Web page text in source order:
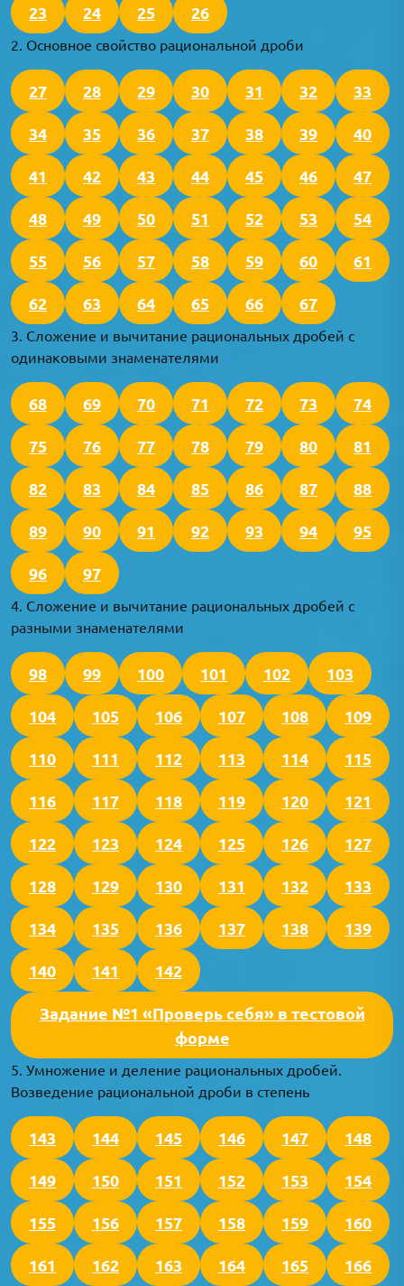
23 24 25 26
2. Основное свойство рациональной дроби
27 28 29 30 31 32 33
34 35 36 37 38 39 40
41 42 43 44 45 46 47
48 49 50 51 52 53 54
55 56 57 58 59 60 61
62 63 64 65 66 67
3. Сложение и вычитание рациональных дробей с
одинаковыми знаменателями
68 69 70 71 72 73 74
75 76 77 78 79 80 81
82 83 84 85 86 87 88
89 90 91 92 93 94 95
96 97
4. Сложение и вычитание рациональных дробей с
разными знаменателями
98 99 100 101 102 103
104 105 106 107 108 109
110 111 112 113 114 115
116 117 118 119 120 121
122 123 124 125 126 127
128 129 130 131 132 133
134 135 136 137 138 139
140 141 142
Задание №1 «Проверь себя» в тестовой
форме
5. Умножение и деление рациональных дробей.
Возведение рациональной дроби в степень
143 144 145 146 147 148
149 150 151 152 153 154
155 156 157 158 159 160
161 162 163 164 165 166